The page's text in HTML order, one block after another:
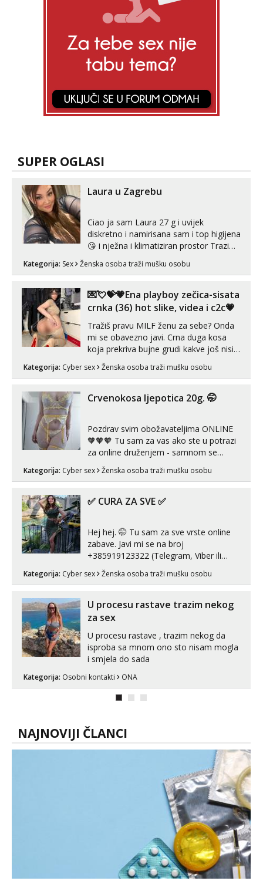
SUPER OGLASI
Laura u Zagrebu
Ciao ja sam Laura 27 g i uvijek
diskretno i namirisana sam i top higijena
😘 i nježna i klimatiziran prostor Trazim
Pusenje i gutanje sperme Erotsko rublje
tijelu Iskljucivo neradim analni !!! I
neljubim se Wha...
Kategorija: Sex Ženska osoba traži mušku osobu
💌💘💝💗Ena playboy zečica-sisata
crnka (36) hot slike, videa i c2c💗
Tražiš pravu MILF ženu za sebe? Onda
mi se obavezno javi. Crna duga kosa
koja prekriva bujne grudi kakve još nisi
vidio, čista ŠESTICA! A usne? O usnama
bolje da ni ne pričam. Prave pune usne
vjeruj mi, takve još nisi vidio. Uvijek sam
spremna za ONLOINE zabavu...
Kategorija: Cyber sex Ženska osoba traži mušku osobu
Crvenokosa ljepotica 20g. 🤭
Pozdrav svim obožavateljima ONLINE
🧡🧡🧡 Tu sam za vas ako ste u potrazi
za online druženjem - samnom se
možete zabaviti preko videopoziva, ili
ako vam nisam dovoljna radim i u paru i
😉 Radim i vruća tipkanja uz slike i hot
Kategorija: Cyber sex Ženska osoba traži mušku osobu
✅ CURA ZA SVE ✅
Hej hej. 🤭 Tu sam za sve vrste online
zabave. Javi mi se na broj
+385919123322 (Telegram, Viber ili
Whatsapp). 🤙 NE javljaj se na uzivo.
Hvala.
Kategorija: Cyber sex Ženska osoba traži mušku osobu
U procesu rastave trazim nekog
za sex
U procesu rastave , trazim nekog da
isproba sa mnom ono sto nisam mogla
i smjela do sada
Kategorija: Osobni kontakti ONA
NAJNOVIJI ČLANCI